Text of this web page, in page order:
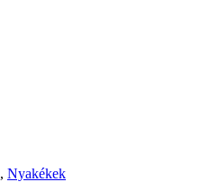
, Nyakékek